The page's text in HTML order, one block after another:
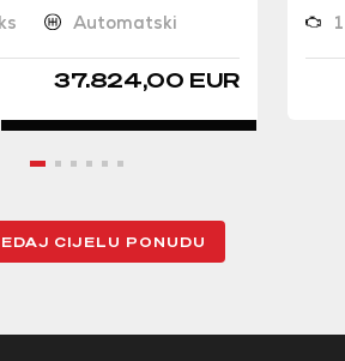
Automatski
37.824,00 EUR
CIJELU PONUDU